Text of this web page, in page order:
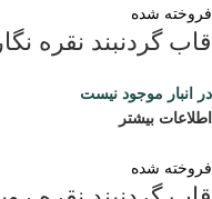
فروخته شده
قاب گردنبند نقره
در انبار موجود نیست
اطلاعات بیشتر
فروخته شده